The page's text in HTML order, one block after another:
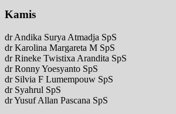
Kamis
dr Andika Surya Atmadja SpS
dr Karolina Margareta M SpS
dr Rineke Twistixa Arandita SpS
dr Ronny Yoesyanto SpS
dr Silvia F Lumempouw SpS
dr Syahrul SpS
dr Yusuf Allan Pascana SpS